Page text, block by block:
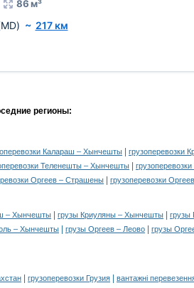
86 м³
~ 217 км
регионы:
Калараш – Хынчешты грузоперевозки
Теленешты – Хынчешты
Оргеев – Страшены грузоперевозки
– Хынчешты грузы Криуляны – Хынчешты грузы
– Хынчешты грузы Оргеев – Леово грузы
грузоперевозки Грузия вантажні